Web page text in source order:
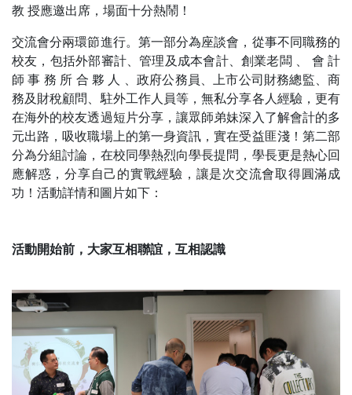
教 授應邀出席，場面十分熱鬧！
交流會分兩環節進行。第一部分為座談會，從事不同職務的
校友，包括外部審計、管理及成本會計、創業老闆 、 會 計
師 事 務 所 合 夥 人 、政府公務員、上市公司財務總監、商
務及財稅顧問、駐外工作人員等，無私分享各人經驗，更有
在海外的校友透過短片分享，讓眾師弟妹深入了解會計的多
元出路，吸收職場上的第一身資訊，實在受益匪淺！第二部
分為分組討論，在校同學熱烈向學長提問，學長更是熱心回
應解惑，分享自己的實戰經驗，讓是次交流會取得圓滿成
功！活動詳情和圖片如下：
活動開始前，大家互相聯誼，互相認識